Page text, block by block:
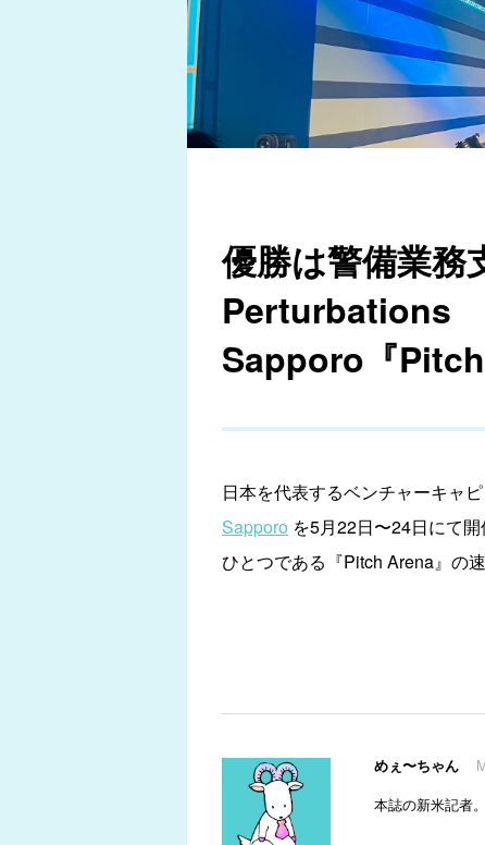
優勝は警備業
Perturbations
Sapporo『
日本を代表するベンチャーキャ
Sapporo を5月22日〜24日にて
ひとつである『Pitch Arena』の
めぇ〜ちゃん
本誌の新米記者